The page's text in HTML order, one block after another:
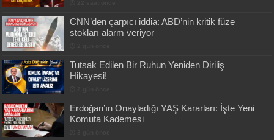
CNN’den çarpıcı iddia: ABD’nin kritik füze
stokları alarm veriyor
Tutsak Edilen Bir Ruhun Yeniden Diriliş
Hikayesi!
Erdoğan’ın Onayladığı YAŞ Kararları: İşte Yeni
Komuta Kademesi